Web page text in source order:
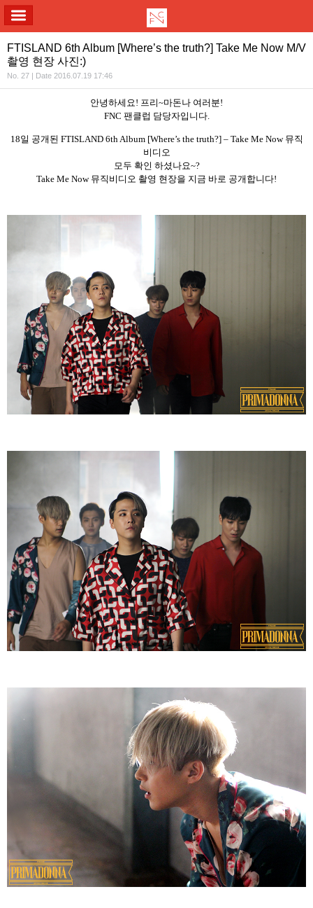
FTISLAND 6th Album [Where’s the truth?] Take Me Now M/V
촬영 현장 사진:)
No. 27 | Date 2016.07.19 17:46
안녕하세요! 프리~마돈나 여러분!
FNC 팬클럽 담당자입니다.
18일 공개된 FTISLAND 6th Album [Where’s the truth?] – Take Me Now 뮤직
비디오
모두 확인 하셨나요~?
Take Me Now 뮤직비디오 촬영 현장을 지금 바로 공개합니다!